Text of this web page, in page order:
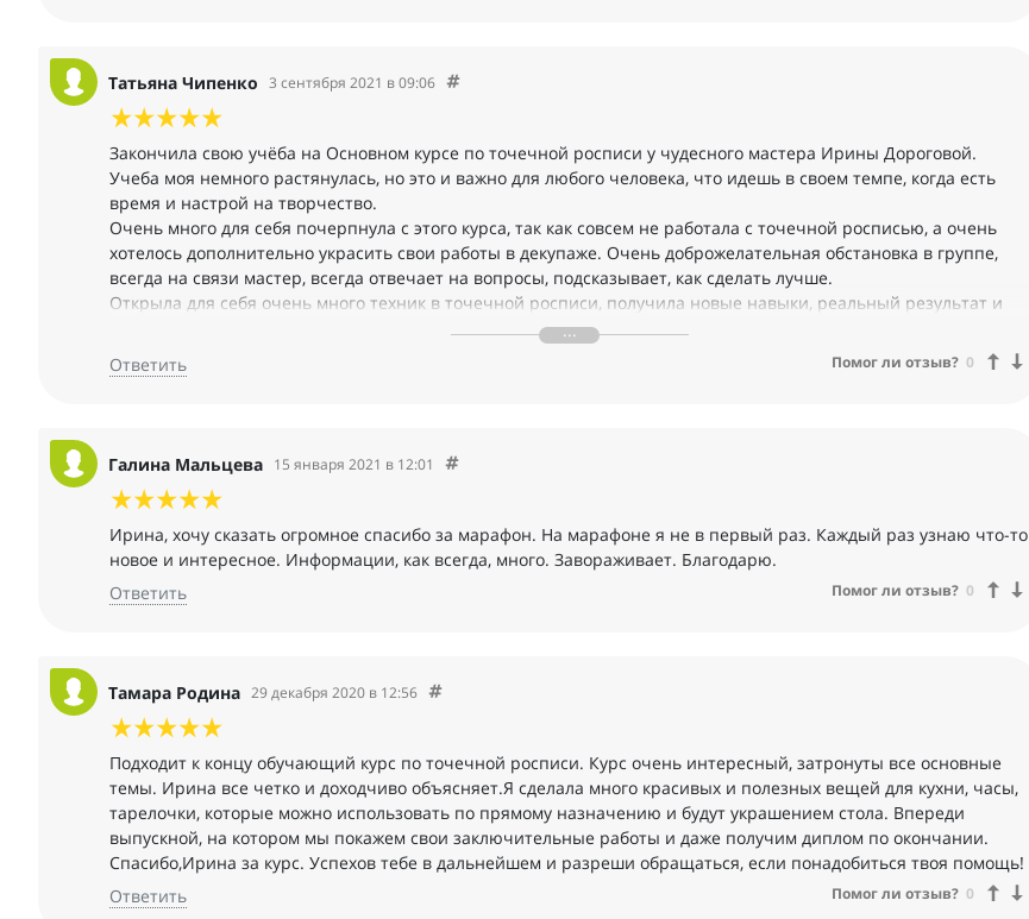
Татьяна Чипенко 3 сентября 2021 в 09:06
Закончила свою учёба на Основном курсе по точечной росписи у чудесного мастера Ирины Дороговой.
Учеба моя немного растянулась, но это и важно для любого человека, что идешь в своем темпе, когда есть
время и настрой на творчество.
Очень много для себя почерпнула с этого курса, так как совсем не работала с точечной росписью, а очень
хотелось дополнительно украсить свои работы в декупаже. Очень доброжелательная обстановка в группе,
всегда на связи мастер, всегда отвечает на вопросы, подсказывает, как сделать лучше.
Открыла для себя очень много техник в точечной росписи, получила новые навыки, реальный результат и
приятное общение в тёплой творческой компании. Это очень увлекательный процесс. И чем больше ты
Спасибо, Ирина, за новые горизонты в моем творчестве, а Вам еще новых учеников! У меня пока скромные
Ответить Помог ли отзыв? 0
Галина Мальцева 15 января 2021 в 12:01
Ирина, хочу сказать огромное спасибо за марафон. На марафоне я не в первый раз. Каждый раз узнаю что-то
новое и интересное. Информации, как всегда, много. Завораживает. Благодарю.
Ответить
Помог ли отзыв? 0
Тамара Родина 29 декабря 2020 в 12:56
Подходит к концу обучающий курс по точечной росписи. Курс очень интересный, затронуты все основные
темы. Ирина все четко и доходчиво объясняет.Я сделала много красивых и полезных вещей для кухни, часы,
тарелочки, которые можно использовать по прямому назначению и будут украшением стола. Впереди
выпускной, на котором мы покажем свои заключительные работы и даже получим диплом по окончании.
Спасибо,Ирина за курс. Успехов тебе в дальнейшем и разреши обращаться, если понадобиться твоя помощь!
Ответить
Помог ли отзыв? 0